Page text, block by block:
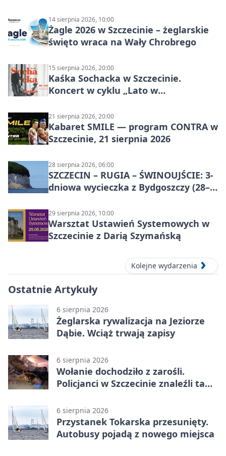
14 sierpnia 2026, 10:00
Żagle 2026 w Szczecinie – żeglarskie
święto wraca na Wały Chrobrego
15 sierpnia 2026, 20:00
Kaśka Sochacka w Szczecinie.
Koncert w cyklu „Lato w
21 sierpnia 2026, 20:00
Kabaret SMILE — program CONTRA w
Szczecinie, 21 sierpnia 2026
28 sierpnia 2026, 06:00
SZCZECIN – RUGIA – ŚWINOUJŚCIE: 3-
dniowa wycieczka z Bydgoszczy (28–
29 sierpnia 2026, 10:00
Warsztat Ustawień Systemowych w
Szczecinie z Darią Szymańską
Kolejne wydarzenia
Ostatnie Artykuły
6 sierpnia 2026
Żeglarska rywalizacja na Jeziorze
Dąbie. Wciąż trwają zapisy
6 sierpnia 2026
Wołanie dochodziło z zarośli.
Policjanci w Szczecinie znaleźli tam
6 sierpnia 2026
Przystanek Tokarska przesunięty.
Autobusy pojadą z nowego miejsca